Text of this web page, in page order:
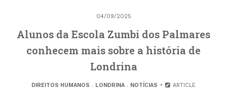
04/09/2025
Alunos da Escola Zumbi dos Palmares
conhecem mais sobre a história de
Londrina
DIREITOS HUMANOS . LONDRINA. NOTÍCIAS ARTICLE